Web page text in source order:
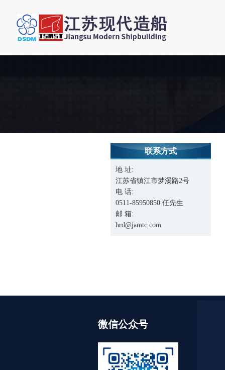
联系方式
地 址:
江苏省镇江市梦溪路2号
电 话:
0511-85950850 任先生
邮 箱:
hrd@jamtc.com
微信公众号